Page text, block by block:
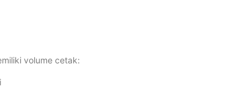
volume cetak: